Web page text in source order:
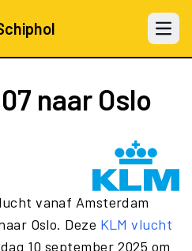
Open
naar Oslo
vanaf Amsterdam
Oslo. Deze KLM vlucht
10 september 2025 om